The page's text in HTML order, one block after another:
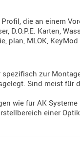
die an einem
D.O.P.E. Karten,
plan, MLOK, KeyMod
zur
Sind meist für
wie für AK
einer